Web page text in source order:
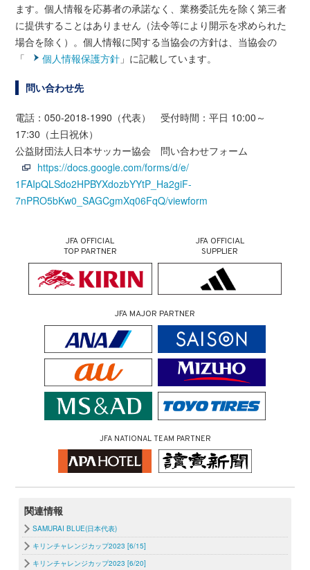
ます。個人情報を応募者の承諾なく、業務委託先を除く第三者
に提供することはありません（法令等により開示を求められた
場合を除く）。個人情報に関する当協会の方針は、当協会の
「
個人情報保護方針 」に記載しています。
問い合わせ先
電話：050-2018-1990（代表） 受付時間：平日 10:00～
17:30（土日祝休）
公益財団法人日本サッカー協会 問い合わせフォーム
https://docs.google.com/forms/d/e/
1FAIpQLSdo2HPBYXdozbYYtP_Ha2giF-
7nPRO5bKw0_SAGCgmXq06FqQ/viewform
JFA OFFICIAL
TOP PARTNER
JFA OFFICIAL
SUPPLIER
JFA MAJOR PARTNER
JFA NATIONAL TEAM PARTNER
関連情報
SAMURAI BLUE(日本代表)
キリンチャレンジカップ2023 [6/15]
キリンチャレンジカップ2023 [6/20]